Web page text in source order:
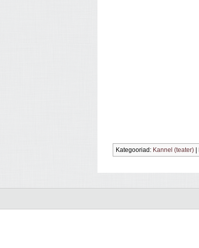
Kategooriad: Kannel (teater)